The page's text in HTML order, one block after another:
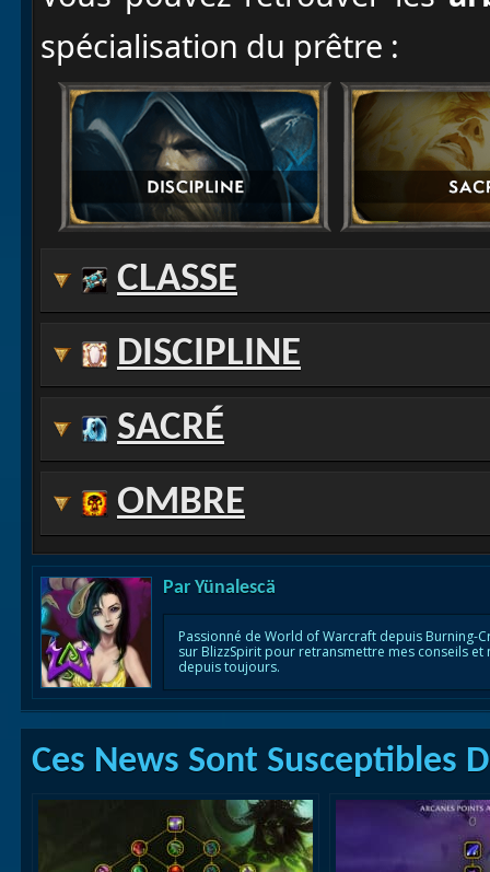
spécialisation du prêtre :
CLASSE
DISCIPLINE
SACRÉ
OMBRE
Par Yünalescä
Passionné de World of Warcraft depuis Burning-
sur BlizzSpirit pour retransmettre mes conseils
depuis toujours.
Ces News Sont Susceptibles